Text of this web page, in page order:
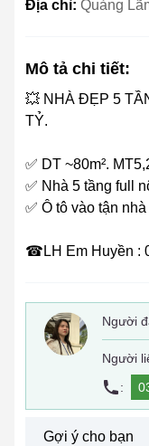
Địa chỉ: Quảng
Mô tả chi tiết:
💥 NHÀ ĐẸP 5
TỶ.
✅ DT ~80m².
✅ Nhà 5 tầng full
✅ Ô tô vào tận
☎LH Em Huyền :
Người
Người
:
Gợi ý cho bạn